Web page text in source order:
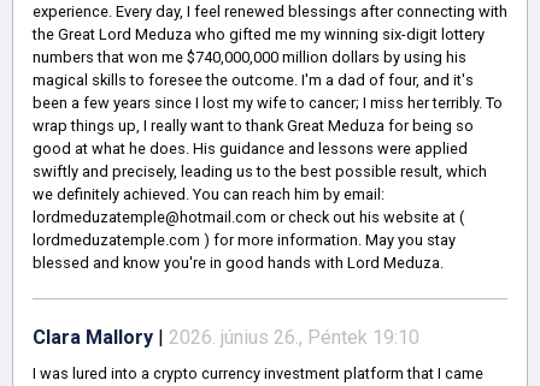
experience. Every day, I feel renewed blessings after connecting with
the Great Lord Meduza who gifted me my winning six-digit lottery
numbers that won me $740,000,000 million dollars by using his
magical skills to foresee the outcome. I'm a dad of four, and it's
been a few years since I lost my wife to cancer; I miss her terribly. To
wrap things up, I really want to thank Great Meduza for being so
good at what he does. His guidance and lessons were applied
swiftly and precisely, leading us to the best possible result, which
we definitely achieved. You can reach him by email:
lordmeduzatemple@hotmail.com or check out his website at (
lordmeduzatemple.com ) for more information. May you stay
blessed and know you're in good hands with Lord Meduza.
Clara Mallory | 2026. június 26., Péntek 19:10
I was lured into a crypto currency investment platform that I came